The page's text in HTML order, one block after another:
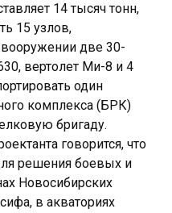
14 тысяч тонн,
15 узлов,
вооружении две 30-
вертолет Ми-8 и 4
один
комплекса (БРК)
бригаду.
говорится, что
решения боевых и
Новосибирских
в акваториях